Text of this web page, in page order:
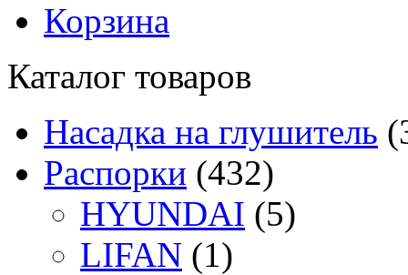
Корзина
Каталог товаров
Насадка на глушитель
Распорки (432)
HYUNDAI (5)
LIFAN (1)